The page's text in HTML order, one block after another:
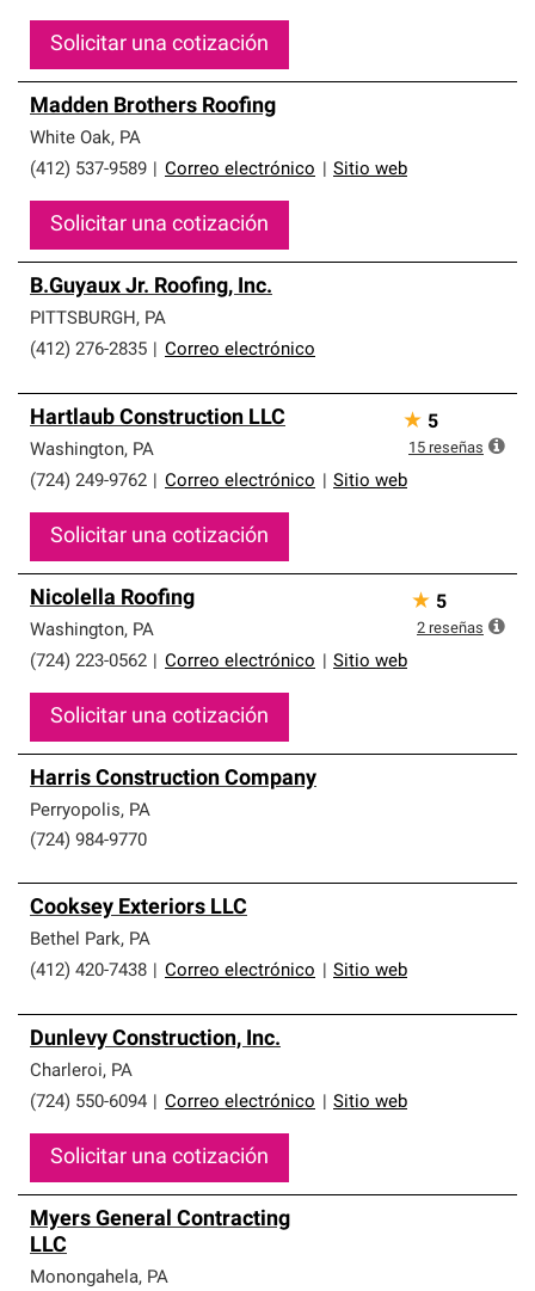
Solicitar una cotización
Madden Brothers Roofing
White Oak, PA
(412) 537-9589
Correo electrónico Sitio web
Solicitar una cotización
B.Guyaux Jr. Roofing, Inc.
PITTSBURGH, PA
(412) 276-2835
Correo electrónico
Hartlaub Construction LLC
Washington, PA
(724) 249-9762
Correo electrónico Sitio web
Solicitar una cotización
★ 5
15 reseñas
Nicolella Roofing
Washington, PA
(724) 223-0562
Correo electrónico Sitio web
Solicitar una cotización
★ 5
2 reseñas
Harris Construction Company
Perryopolis, PA
(724) 984-9770
Cooksey Exteriors LLC
Bethel Park, PA
(412) 420-7438
Correo electrónico Sitio web
Dunlevy Construction, Inc.
Charleroi, PA
(724) 550-6094
Correo electrónico Sitio web
Solicitar una cotización
Myers General Contracting
LLC
Monongahela, PA